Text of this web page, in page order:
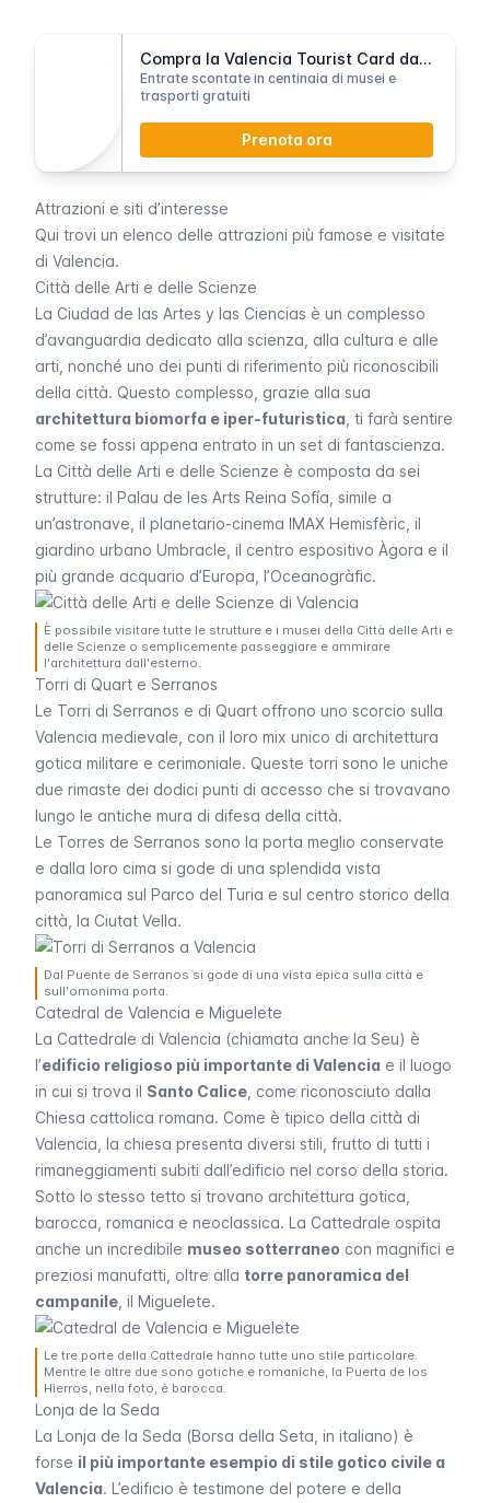
Compra la Valencia Tourist Card da 24, 48 o 72 ore
Entrate scontate in centinaia di musei e
trasporti gratuiti
Prenota ora
Attrazioni e siti d’interesse
Qui trovi un elenco delle attrazioni più famose e visitate
di Valencia.
Città delle Arti e delle Scienze
La Ciudad de las Artes y las Ciencias è un complesso
d’avanguardia dedicato alla scienza, alla cultura e alle
arti, nonché uno dei punti di riferimento più riconoscibili
della città. Questo complesso, grazie alla sua
architettura biomorfa e iper-futuristica , ti farà sentire
come se fossi appena entrato in un set di fantascienza.
La Città delle Arti e delle Scienze è composta da sei
strutture: il Palau de les Arts Reina Sofía, simile a
un’astronave, il planetario-cinema IMAX Hemisfèric, il
giardino urbano Umbracle, il centro espositivo Àgora e il
più grande acquario d’Europa, l’Oceanogràfic.
È possibile visitare tutte le strutture e i musei della Città delle Arti e
delle Scienze o semplicemente passeggiare e ammirare
l'architettura dall'esterno.
Torri di Quart e Serranos
Le Torri di Serranos e di Quart offrono uno scorcio sulla
Valencia medievale, con il loro mix unico di architettura
gotica militare e cerimoniale. Queste torri sono le uniche
due rimaste dei dodici punti di accesso che si trovavano
lungo le antiche mura di difesa della città.
Le Torres de Serranos sono la porta meglio conservate
e dalla loro cima si gode di una splendida vista
panoramica sul Parco del Turia e sul centro storico della
città, la Ciutat Vella.
Dal Puente de Serranos si gode di una vista epica sulla città e
sull'omonima porta.
Catedral de Valencia e Miguelete
La Cattedrale di Valencia (chiamata anche la Seu) è
l’edificio religioso più importante di Valencia e il luogo
in cui si trova il Santo Calice , come riconosciuto dalla
Chiesa cattolica romana. Come è tipico della città di
Valencia, la chiesa presenta diversi stili, frutto di tutti i
rimaneggiamenti subiti dall’edificio nel corso della storia.
Sotto lo stesso tetto si trovano architettura gotica,
barocca, romanica e neoclassica. La Cattedrale ospita
anche un incredibile museo sotterraneo con magnifici e
preziosi manufatti, oltre alla torre panoramica del
campanile , il Miguelete.
Le tre porte della Cattedrale hanno tutte uno stile particolare.
Mentre le altre due sono gotiche e romaniche, la Puerta de los
Hierros, nella foto, è barocca.
Lonja de la Seda
La Lonja de la Seda (Borsa della Seta, in italiano) è
forse il più importante esempio di stile gotico civile a
Valencia. L’edificio è testimone del potere e della